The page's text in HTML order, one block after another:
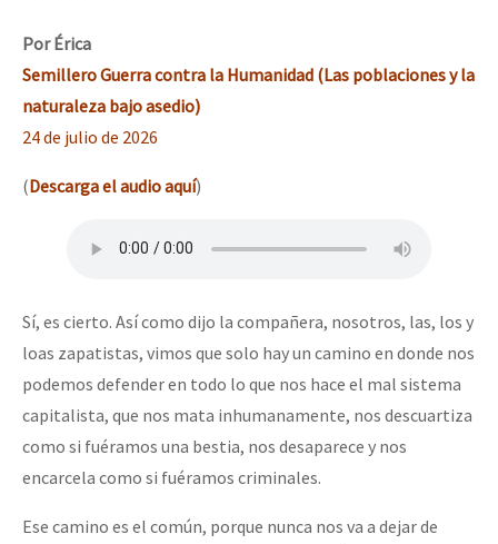
La Sexta
AutonomÍa y Resistencia
Megaproyectos
Mujeres
Niñxs
ETIQUETAS
MULTIMEDIA
Audio
Fotorreportaje
Dia 1: Encontro “Guerra contra a Humanidade”
[CDMX – 20 julio] Jornadas globales por la libertad de Jesús
Se o México sabe, que o mundo saiba! Nossas lutas pela
[25 abr – CDMX] Tokín por el CNI: 30 años de Resistencia y
Por Érica
Semillero Guerra contra la Humanidad (Las poblaciones y la
naturaleza bajo asedio)
24 de julio de 2026
(Descarga el audio aquí)
Sí, es cierto. Así como dijo la compañera, nosotros, las, los y
loas zapatistas, vimos que solo hay un camino en donde nos
podemos defender en todo lo que nos hace el mal sistema
capitalista, que nos mata inhumanamente, nos descuartiza
como si fuéramos una bestia, nos desaparece y nos
encarcela como si fuéramos criminales.
Ese camino es el común, porque nunca nos va a dejar de